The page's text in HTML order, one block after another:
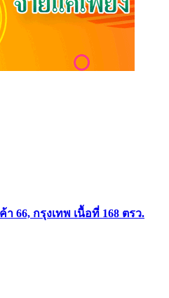
66, กรุงเทพ เนื้อที่ 168 ตรว.